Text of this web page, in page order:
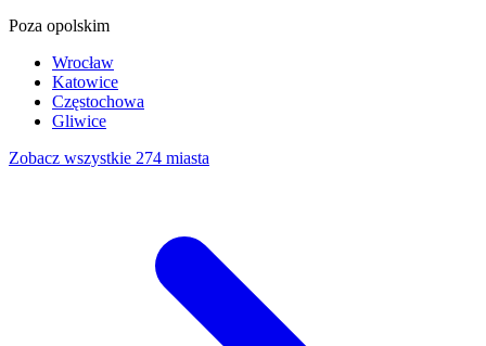
Poza opolskim
Wrocław
Katowice
Częstochowa
Gliwice
Zobacz wszystkie 274 miasta